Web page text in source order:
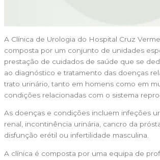
A Clínica de Urologia do Hospital Cruz
composta por um conjunto de unidades
prestação de cuidados de saúde que se
ao diagnóstico e tratamento das doenças
trato urinário, tanto em homens como em
condições relacionadas com o sistema
As doenças e condições incluem infeções
renal, incontinência urinária, cancro da
disfunção erétil ou infertilidade masculina.
A clínica é composta por uma equipa de